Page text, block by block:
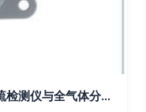
精准守护每一方空气 六氟化硫检测仪与全气体分析解决方案全解析